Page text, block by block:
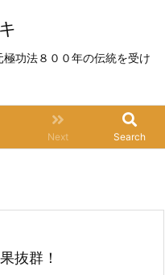
功法８００年の伝統を受け
Next Search
抜群！